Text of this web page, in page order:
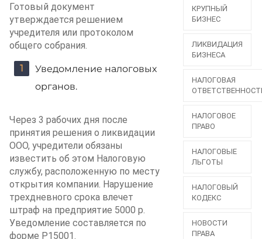
Готовый документ
утверждается решением
учредителя или протоколом
общего собрания.
Уведомление налоговых
органов.
Через 3 рабочих дня после
принятия решения о ликвидации
ООО, учредители обязаны
известить об этом Налоговую
службу, расположенную по месту
открытия компании. Нарушение
трехдневного срока влечет
штраф на предприятие 5000 р.
Уведомление составляется по
форме Р15001.
КРУПНЫЙ
БИЗНЕС
ЛИКВИДАЦИЯ
БИЗНЕСА
НАЛОГОВАЯ
НАЛОГОВОЕ
ПРАВО
НАЛОГОВЫЕ
ЛЬГОТЫ
НАЛОГОВЫЙ
КОДЕКС
НОВОСТИ
ПРАВА